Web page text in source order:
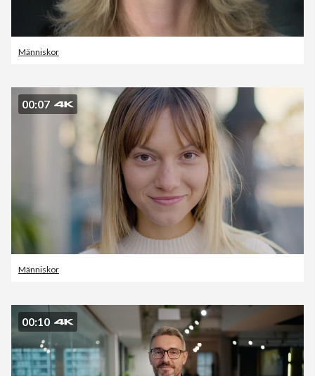
Människor
00:07
Människor
00:10